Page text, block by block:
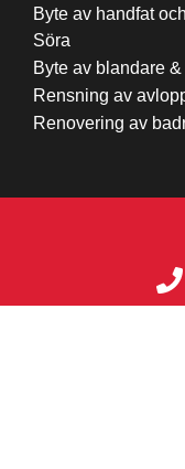
Byte av handfat
Söra
Byte av blandare
Rensning av
Renovering av